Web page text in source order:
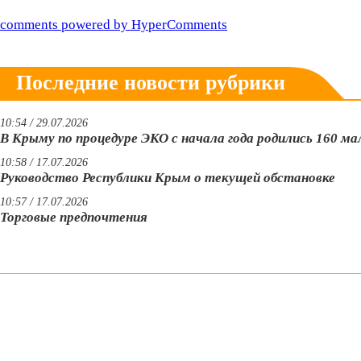
comments powered by HyperComments
Последние новости рубрики
10:54 / 29.07.2026
В Крыму по процедуре ЭКО с начала года родились 160
10:58 / 17.07.2026
Руководство Республики Крым о текущей обстановке
10:57 / 17.07.2026
Торговые предпочтения